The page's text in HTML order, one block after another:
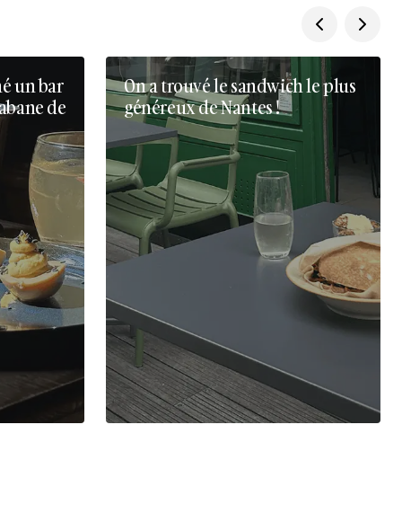
un bar
de
On a trouvé le sandwich le plus
généreux de Nantes !